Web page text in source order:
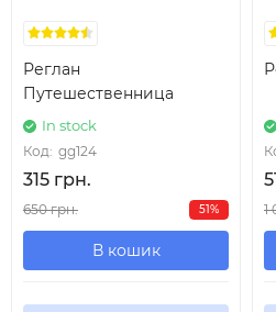
Реглан
Путешественница
In stock
Код: gg124
315 грн.
650 грн. 51%
В кошик
1